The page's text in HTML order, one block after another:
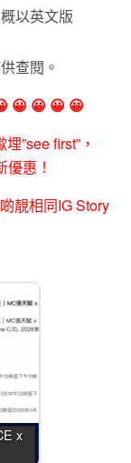
以英文版
查閱。
😀 😀 😀 😀
埋”see first”，
惠！
靚相同IG Story
x